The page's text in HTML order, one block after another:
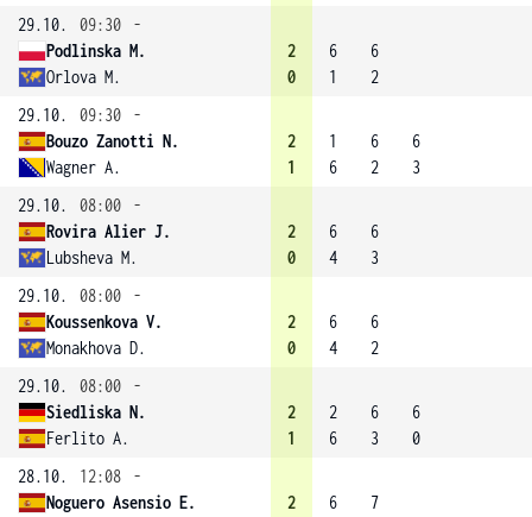
29.10.
09:30
-
Podlinska M.
Orlova M.
2
0
6
1
6
2
29.10.
09:30
-
Bouzo Zanotti N.
Wagner A.
2
1
1
6
6
2
6
3
29.10.
08:00
-
Rovira Alier J.
Lubsheva M.
2
0
6
4
6
3
29.10.
08:00
-
Koussenkova V.
Monakhova D.
2
0
6
4
6
2
29.10.
08:00
-
Siedliska N.
Ferlito A.
2
1
2
6
6
3
6
0
28.10.
12:08
-
Noguero Asensio E.
2
6
7